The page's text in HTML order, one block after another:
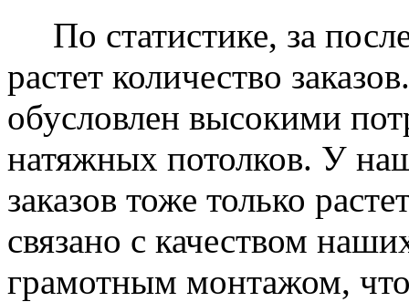
По статистике, за
растет количество
обусловлен высокими
натяжных потолков. У
заказов тоже только
связано с качеством
грамотным монтажом,